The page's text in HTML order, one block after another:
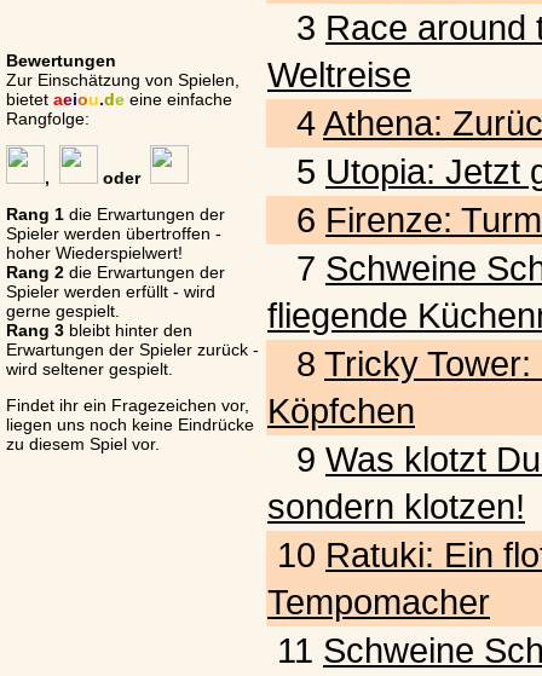
Bewertungen
Zur Einschätzung von Spielen,
bietet aeiou.de eine einfache
Rangfolge:
,
oder
Rang 1 die Erwartungen der
Spieler werden übertroffen -
hoher Wiederspielwert!
Rang 2 die Erwartungen der
Spieler werden erfüllt - wird
gerne gespielt.
Rang 3 bleibt hinter den
Erwartungen der Spieler zurück -
wird seltener gespielt.
Findet ihr ein Fragezeichen vor,
liegen uns noch keine Eindrücke
zu diesem Spiel vor.
3 Race around
Weltreise
4Athena:
5 Utopia: Jetzt
6 Firenze:
7 Schweine
fliegende
8 Tricky
Köpfchen
9 Was klotzt
sondern klotzen!
10 Ratuki: Ein
Tempomacher
11 Schweine